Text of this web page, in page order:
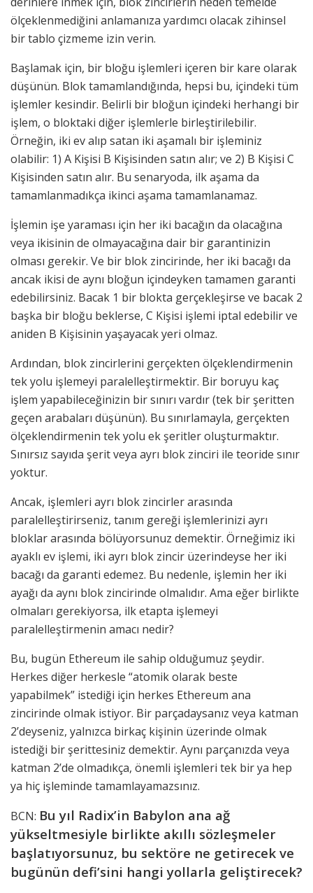
ölçeklenmediğini anlamanıza yardımcı olacak zihinsel
bir tablo çizmeme izin verin.
Başlamak için, bir bloğu işlemleri içeren bir kare olarak
düşünün. Blok tamamlandığında, hepsi bu, içindeki tüm
işlemler kesindir. Belirli bir bloğun içindeki herhangi bir
işlem, o bloktaki diğer işlemlerle birleştirilebilir.
Örneğin, iki ev alıp satan iki aşamalı bir işleminiz
olabilir: 1) A Kişisi B Kişisinden satın alır; ve 2) B Kişisi C
Kişisinden satın alır. Bu senaryoda, ilk aşama da
tamamlanmadıkça ikinci aşama tamamlanamaz.
İşlemin işe yaraması için her iki bacağın da olacağına
veya ikisinin de olmayacağına dair bir garantinizin
olması gerekir. Ve bir blok zincirinde, her iki bacağı da
ancak ikisi de aynı bloğun içindeyken tamamen garanti
edebilirsiniz. Bacak 1 bir blokta gerçekleşirse ve bacak 2
başka bir bloğu beklerse, C Kişisi işlemi iptal edebilir ve
aniden B Kişisinin yaşayacak yeri olmaz.
Ardından, blok zincirlerini gerçekten ölçeklendirmenin
tek yolu işlemeyi paralelleştirmektir. Bir boruyu kaç
işlem yapabileceğinizin bir sınırı vardır (tek bir şeritten
geçen arabaları düşünün). Bu sınırlamayla, gerçekten
ölçeklendirmenin tek yolu ek şeritler oluşturmaktır.
Sınırsız sayıda şerit veya ayrı blok zinciri ile teoride sınır
yoktur.
Ancak, işlemleri ayrı blok zincirler arasında
paralelleştirirseniz, tanım gereği işlemlerinizi ayrı
bloklar arasında bölüyorsunuz demektir. Örneğimiz iki
ayaklı ev işlemi, iki ayrı blok zincir üzerindeyse her iki
bacağı da garanti edemez. Bu nedenle, işlemin her iki
ayağı da aynı blok zincirinde olmalıdır. Ama eğer birlikte
olmaları gerekiyorsa, ilk etapta işlemeyi
paralelleştirmenin amacı nedir?
Bu, bugün Ethereum ile sahip olduğumuz şeydir.
Herkes diğer herkesle “atomik olarak beste
yapabilmek” istediği için herkes Ethereum ana
zincirinde olmak istiyor. Bir parçadaysanız veya katman
2’deyseniz, yalnızca birkaç kişinin üzerinde olmak
istediği bir şerittesiniz demektir. Aynı parçanızda veya
katman 2’de olmadıkça, önemli işlemleri tek bir ya hep
ya hiç işleminde tamamlayamazsınız.
BCN: Bu yıl Radix’in Babylon ana ağ
yükseltmesiyle birlikte akıllı sözleşmeler
başlatıyorsunuz, bu sektöre ne getirecek ve
bugünün defi’sini hangi yollarla geliştirecek?